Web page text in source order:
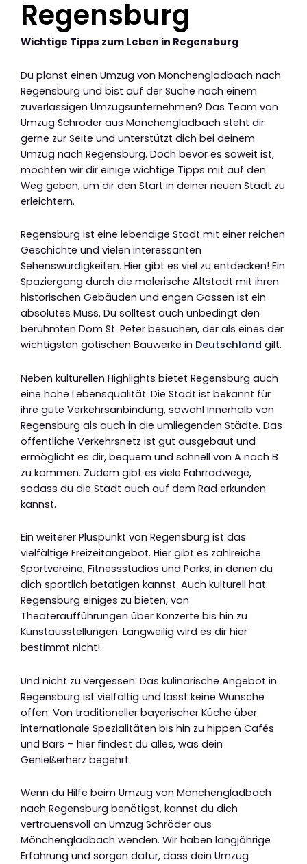
Regensburg
Wichtige Tipps zum Leben in Regensburg
Du planst einen Umzug von Mönchengladbach nach
Regensburg und bist auf der Suche nach einem
zuverlässigen Umzugsunternehmen? Das Team von
Umzug Schröder aus Mönchengladbach steht dir
gerne zur Seite und unterstützt dich bei deinem
Umzug nach Regensburg. Doch bevor es soweit ist,
möchten wir dir einige wichtige Tipps mit auf den
Weg geben, um dir den Start in deiner neuen Stadt zu
erleichtern.
Regensburg ist eine lebendige Stadt mit einer reichen
Geschichte und vielen interessanten
Sehenswürdigkeiten. Hier gibt es viel zu entdecken! Ein
Spaziergang durch die malerische Altstadt mit ihren
historischen Gebäuden und engen Gassen ist ein
absolutes Muss. Du solltest auch unbedingt den
berühmten Dom St. Peter besuchen, der als eines der
wichtigsten gotischen Bauwerke in Deutschland gilt.
Neben kulturellen Highlights bietet Regensburg auch
eine hohe Lebensqualität. Die Stadt ist bekannt für
ihre gute Verkehrsanbindung, sowohl innerhalb von
Regensburg als auch in die umliegenden Städte. Das
öffentliche Verkehrsnetz ist gut ausgebaut und
ermöglicht es dir, bequem und schnell von A nach B
zu kommen. Zudem gibt es viele Fahrradwege,
sodass du die Stadt auch auf dem Rad erkunden
kannst.
Ein weiterer Pluspunkt von Regensburg ist das
vielfältige Freizeitangebot. Hier gibt es zahlreiche
Sportvereine, Fitnessstudios und Parks, in denen du
dich sportlich betätigen kannst. Auch kulturell hat
Regensburg einiges zu bieten, von
Theateraufführungen über Konzerte bis hin zu
Kunstausstellungen. Langweilig wird es dir hier
bestimmt nicht!
Und nicht zu vergessen: Das kulinarische Angebot in
Regensburg ist vielfältig und lässt keine Wünsche
offen. Von traditioneller bayerischer Küche über
internationale Spezialitäten bis hin zu hippen Cafés
und Bars – hier findest du alles, was dein
Genießerherz begehrt.
Wenn du Hilfe beim Umzug von Mönchengladbach
nach Regensburg benötigst, kannst du dich
vertrauensvoll an Umzug Schröder aus
Mönchengladbach wenden. Wir haben langjährige
Erfahrung und sorgen dafür, dass dein Umzug